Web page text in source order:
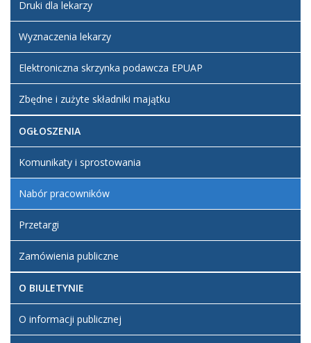
Druki dla lekarzy
Wyznaczenia lekarzy
Elektroniczna skrzynka podawcza EPUAP
Zbędne i zużyte składniki majątku
OGŁOSZENIA
Komunikaty i sprostowania
Nabór pracowników
Przetargi
Zamówienia publiczne
O BIULETYNIE
O informacji publicznej